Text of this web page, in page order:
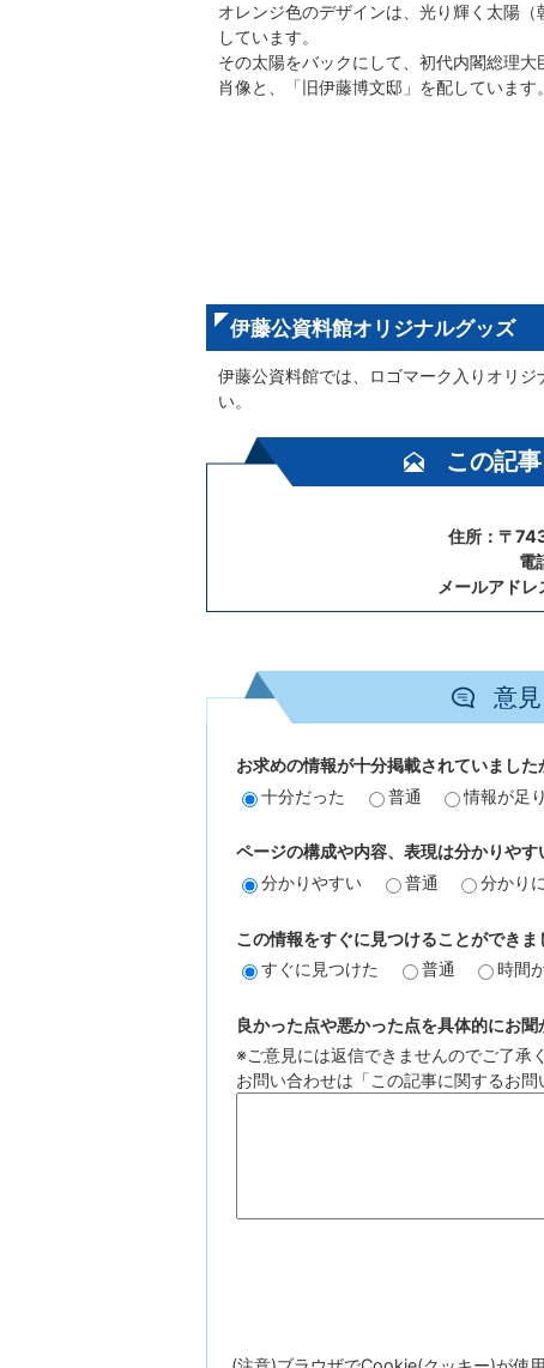
オレンジ色のデザインは、光り輝く太陽（
しています。
その太陽をバックにして、初代内閣総理大
肖像と、「旧伊藤博文邸」を配しています。
伊藤公資料館オリジナルグッズ
伊藤公資料館では、ロゴマーク入りオリ
い。
この記
住所：〒
電
メールアドレ
意
お求めの情報が十分掲載されていました
十分だった
普通 情報が足
ページの構成や内容、表現は分かりやす
分かりやすい
普通 分かり
この情報をすぐに見つけることができま
すぐに見つけた
普通 時間
良かった点や悪かった点を具体的にお
※ご意見には返信できませんのでご了承
お問い合わせは「この記事に関するお問